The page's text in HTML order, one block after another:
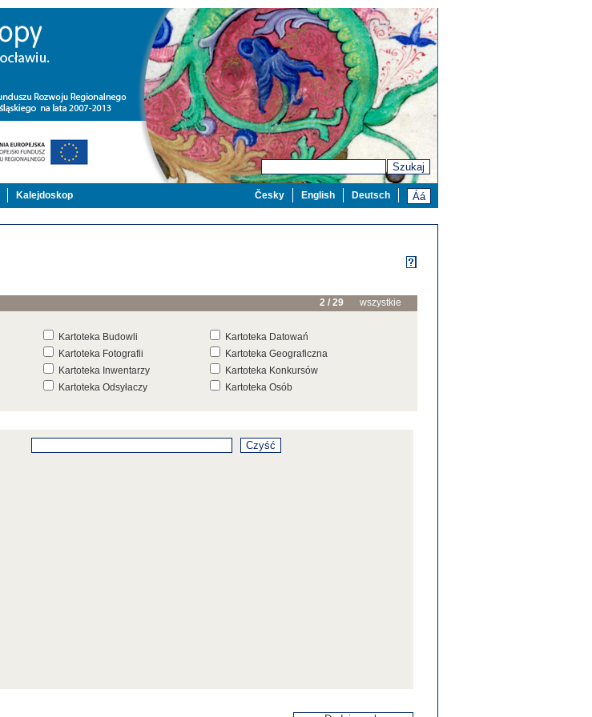
Szukaj
Kalejdoskop Deutsch
English
Česky
2 / 29 wszystkie
Kartoteka Budowli
Kartoteka Datowań
Kartoteka Fotografii
Kartoteka Geograficzna
Kartoteka Inwentarzy
Kartoteka Konkursów
Kartoteka Odsyłaczy
Kartoteka Osób
Kartoteka Wydarzeń Inwentarza
Kartoteka Wystaw
Kartoteka Znaków, Stempli i Punc Kartoteka Źródeł